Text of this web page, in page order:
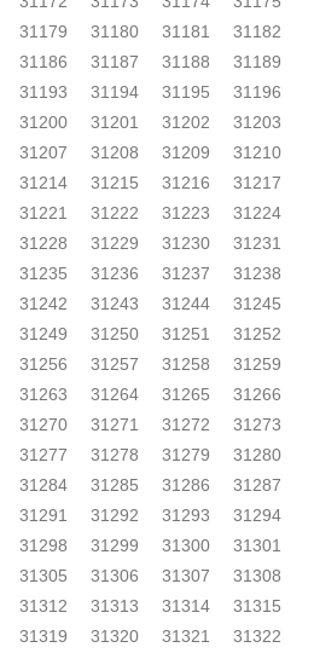
31179 31180 31181
31182
31186 31187 31188
31189
31193 31194 31195
31196
31200 31201 31202
31203
31207 31208 31209
31210
31214 31215 31216
31217
31221 31222 31223
31224
31228 31229 31230
31231
31235 31236 31237
31238
31242 31243 31244
31245
31249 31250 31251
31252
31256 31257 31258
31259
31263 31264 31265
31266
31270 31271 31272
31273
31277 31278 31279
31280
31284 31285 31286
31287
31291 31292 31293
31294
31298 31299 31300
31301
31305 31306 31307
31308
31312 31313 31314
31315
31319 31320 31321
31322